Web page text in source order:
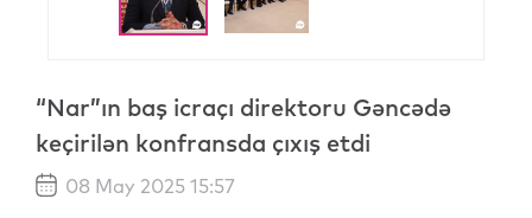
“Nar”ın baş icraçı direktoru Gəncədə
keçirilən konfransda çıxış etdi
08 May 2025 15:57